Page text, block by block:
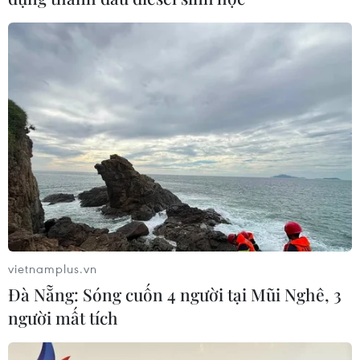
vietnamplus.vn
Đà Nẵng: Sóng cuốn 4 người tại Mũi Nghê, 3
người mất tích